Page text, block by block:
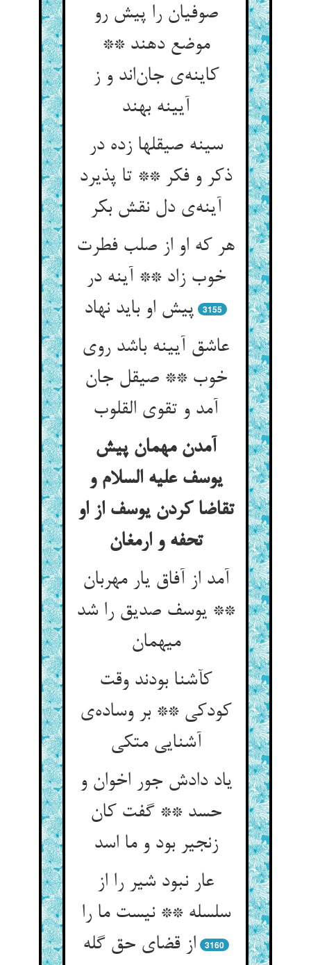
صوفیان را پیش رو
موضع دهند **
کاینه‌‌ی جان‌‌اند و ز
آیینه بهند
سینه صیقلها زده در
ذکر و فکر ** تا پذیرد
آینه‌‌ی دل نقش بکر
هر که او از صلب فطرت
خوب زاد ** آینه در
پیش او باید نهاد
3155
عاشق آیینه باشد روی
خوب ** صیقل جان
آمدن مهمان پیش
یوسف علیه السلام و
تقاضا کردن یوسف از او
تحفه و ارمغان‌‌
آمد از آفاق یار مهربان
** یوسف صدیق را شد
میهمان‌‌
کآشنا بودند وقت
کودکی ** بر وساده‌‌ی
یاد دادش جور اخوان و
حسد ** گفت کان
زنجیر بود و ما اسد
عار نبود شیر را از
سلسله ** نیست ما را
از قضای حق گله‌‌
3160